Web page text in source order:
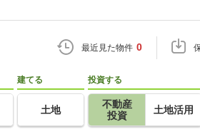
最近見た物件 0
建てる
土地
投資する
不動産
投資
土地活用